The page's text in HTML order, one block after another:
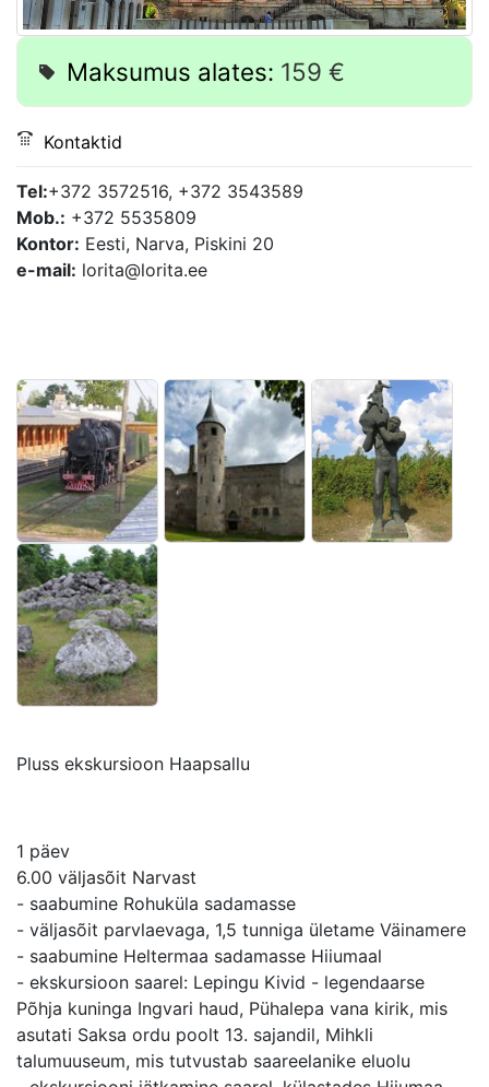
Maksumus alates: 159 €
Kontaktid
Tel:+372 3572516, +372 3543589
Mob.: +372 5535809
Kontor: Eesti, Narva, Piskini 20
e-mail:
Pluss ekskursioon Haapsallu
1 päev
6.00 väljasõit Narvast
- saabumine Rohuküla sadamasse
- väljasõit parvlaevaga, 1,5 tunniga ületame Väinamere
- saabumine Heltermaa sadamasse Hiiumaal
- ekskursioon saarel: Lepingu Kivid - legendaarse
Põhja kuninga Ingvari haud, Pühalepa vana kirik, mis
asutati Saksa ordu poolt 13. sajandil, Mihkli
talumuuseum, mis tutvustab saareelanike eluolu